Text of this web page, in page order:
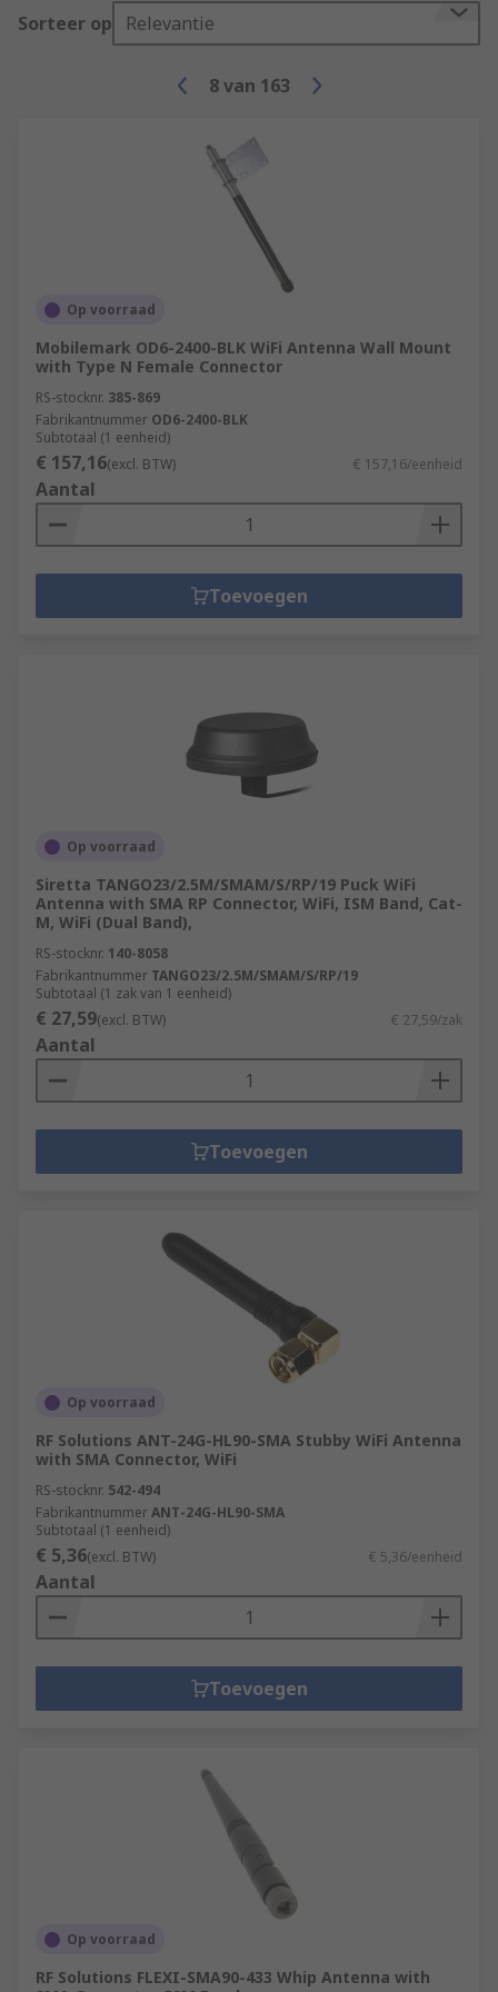
Telemetry Antennas
Used to record and transmit data from remote
sources back to IT systems. Telemetry antennas
a wide range of applications across many
These antennas are designed to pick up the
wireless network radio transmissions that are
laptops and routers. WiFi antennas are used for
the enhancement of signals and can give you
better range and performance.
Sorteer op Relevantie
8 van 163
Op voorraad
Mobilemark OD6-2400-BLK WiFi Antenna Wall Mount
with Type N Female Connector
RS-stocknr. 385-869
Fabrikantnummer OD6-2400-BLK
Subtotaal (1 eenheid)
€ 157,16(excl. BTW) € 157,16/eenheid
Aantal
Toevoegen
Op voorraad
Siretta TANGO23/2.5M/SMAM/S/RP/19 Puck WiFi
Antenna with SMA RP Connector, WiFi, ISM Band, Cat-
M, WiFi (Dual Band),
RS-stocknr. 140-8058
Fabrikantnummer TANGO23/2.5M/SMAM/S/RP/19
Subtotaal (1 zak van 1 eenheid)
€ 27,59(excl. BTW) € 27,59/zak
Aantal
Toevoegen
Op voorraad
RF Solutions ANT-24G-HL90-SMA Stubby WiFi Antenna
with SMA Connector, WiFi
RS-stocknr. 542-494
FabrikantnummerANT-24G-HL90-SMA
Subtotaal (1 eenheid)
€ 5,36(excl. BTW) € 5,36/eenheid
Aantal
Toevoegen
Op voorraad
RF Solutions FLEXI-SMA90-433 Whip Antenna with